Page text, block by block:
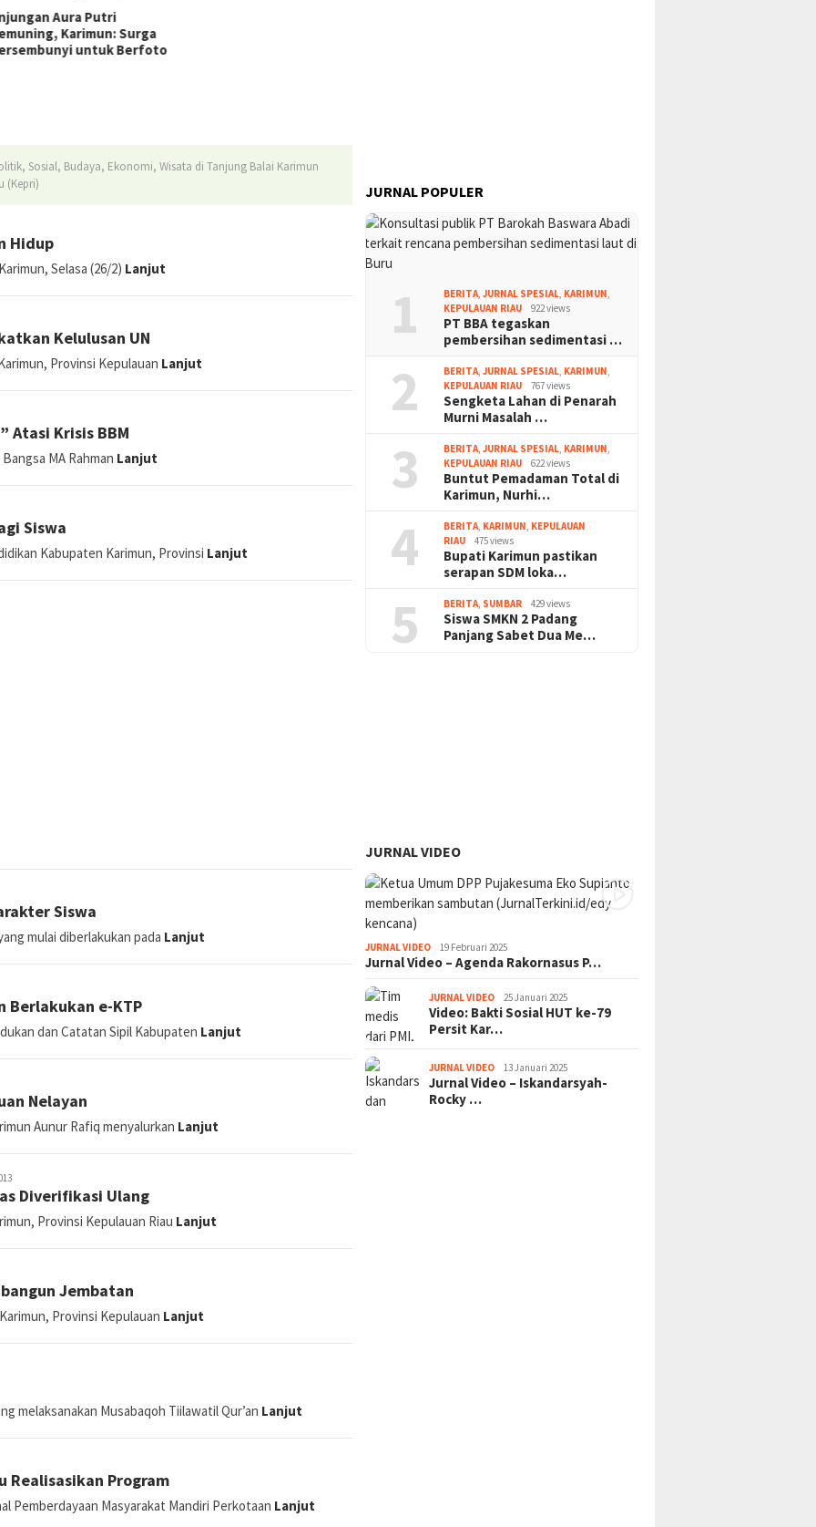
Aura Putri
Karimun: Surga
untuk Berfoto
Hidup
Kelulusan UN
Atasi Krisis BBM
Siswa
Siswa
Berlakukan e-KTP
Nelayan
Diverifikasi Ulang
Jembatan
Realisasikan Program
JURNAL POPULER
1 BERITA,JURNAL SPESIAL, KARIMUN,
KEPULAUAN RIAU
922 views
PT BBA tegaskan
pembersihan sedimentasi …
2 BERITA,JURNAL SPESIAL, KARIMUN,
KEPULAUAN RIAU
767 views
Sengketa Lahan di Penarah
Murni Masalah …
3 BERITA,JURNAL SPESIAL, KARIMUN,
KEPULAUAN RIAU
622 views
Buntut Pemadaman Total di
Karimun, Nurhi…
4 BERITA, KARIMUN, KEPULAUAN
RIAU
475 views
Bupati Karimun pastikan
serapan SDM loka…
5 BERITA, SUMBAR 429 views
Siswa SMKN 2 Padang
Panjang Sabet Dua Me…
JURNAL VIDEO
JURNAL VIDEO 19 Februari 2025
Jurnal Video – Agenda Rakornasus P…
JURNAL VIDEO 25 Januari 2025
Video: Bakti Sosial HUT ke-79
Persit Kar…
JURNAL VIDEO 13 Januari 2025
Jurnal Video – Iskandarsyah-
Rocky …